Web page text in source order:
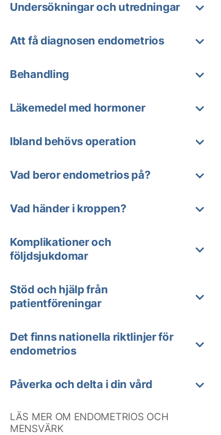
Undersökningar och utredningar
Att få diagnosen endometrios
Behandling
Läkemedel med hormoner
Ibland behövs operation
Vad beror endometrios på?
Vad händer i kroppen?
Komplikationer och
följdsjukdomar
Stöd och hjälp från
patientföreningar
Det finns nationella riktlinjer för
endometrios
Påverka och delta i din vård
LÄS MER OM ENDOMETRIOS OCH
MENSVÄRK